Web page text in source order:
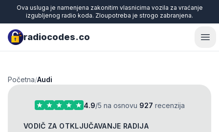
Ova usluga je namenjena zakonitim vlasnicima vozila za vraćanje
izgubljenog radio koda. Zloupotreba je strogo zabranjena.
radiocodes.co
Početna/Audi
4.9/5 na osnovu 927 recenzija
VODIČ ZA OTKLJUČAVANJE RADIJA